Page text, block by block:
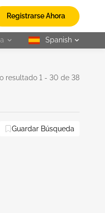
Registrarse Ahora
selected
Spanish
resultado 1 - 30 de 38
Englishtown NY -
Guardar Búsqueda